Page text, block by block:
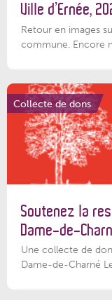
Ville d’Ernée,
Retour en images
commune. Encore
Collecte de dons
Soutenez la
Dame-de-
Une collecte de
Dame-de-Charné